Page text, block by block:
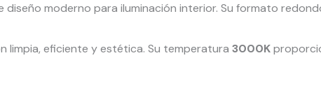
diseño moderno para iluminación interior. Su formato
limpia, eficiente y estética. Su temperatura 3000K